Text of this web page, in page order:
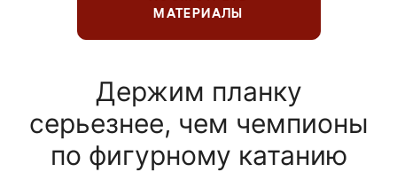
МАТЕРИАЛЫ
Держим планку
серьезнее, чем чемпионы
по фигурному катанию